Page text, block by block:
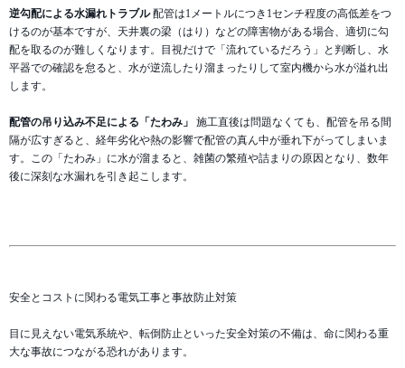
逆勾配による水漏れトラブル配管は1メートルにつき1センチ程度の高低差をつ
けるのが基本ですが、天井裏の梁（はり）などの障害物がある場合、適切に勾
配を取るのが難しくなります。目視だけで「流れているだろう」と判断し、水
平器での確認を怠ると、水が逆流したり溜まったりして室内機から水が溢れ出
します。
配管の吊り込み不足による「たわみ」
施工直後は問題なくても、配管を吊る間
隔が広すぎると、経年劣化や熱の影響で配管の真ん中が垂れ下がってしまいま
す。この「たわみ」に水が溜まると、雑菌の繁殖や詰まりの原因となり、数年
後に深刻な水漏れを引き起こします。
安全とコストに関わる電気工事と事故防止対策
目に見えない電気系統や、転倒防止といった安全対策の不備は、命に関わる重
大な事故につながる恐れがあります。